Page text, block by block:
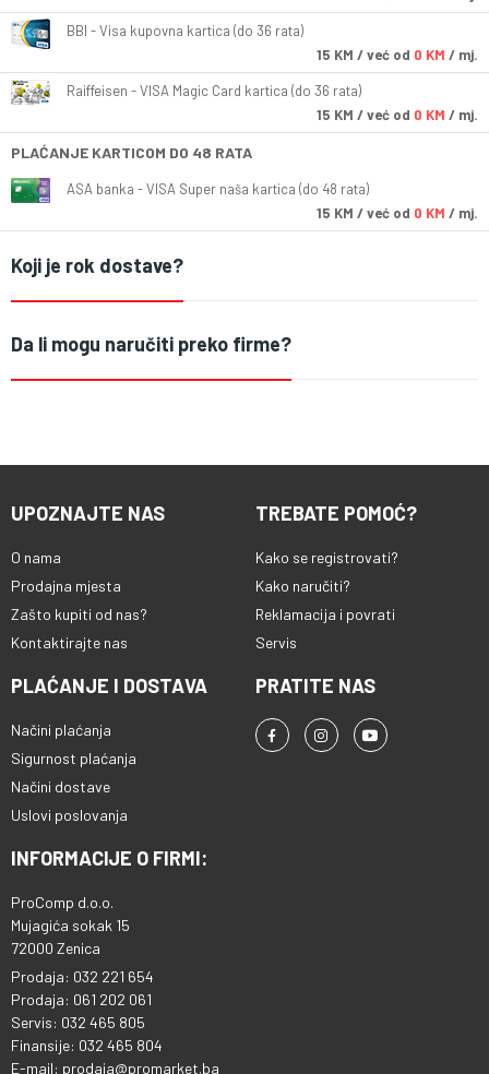
BBI - Visa kupovna kartica (do 36 rata)
15 KM / već od 0 KM / mj.
Raiffeisen - VISA Magic Card kartica (do 36 rata)
15 KM / već od 0 KM / mj.
PLAĆANJE KARTICOM DO 48 RATA
ASA banka - VISA Super naša kartica (do 48 rata)
15 KM / već od 0 KM / mj.
Koji je rok dostave?
Da li mogu naručiti preko firme?
UPOZNAJTE NAS
O nama
Prodajna mjesta
Zašto kupiti od nas?
Kontaktirajte nas
TREBATE POMOĆ?
Kako se registrovati?
Kako naručiti?
Reklamacija i povrati
Servis
PLAĆANJE I DOSTAVA
Načini plaćanja
Sigurnost plaćanja
Načini dostave
Uslovi poslovanja
PRATITE NAS
INFORMACIJE O FIRMI:
ProComp d.o.o.
Mujagića sokak 15
72000 Zenica
Prodaja: 032 221 654
Prodaja: 061 202 061
Servis: 032 465 805
Finansije: 032 465 804
E-mail: prodaja@promarket.ba